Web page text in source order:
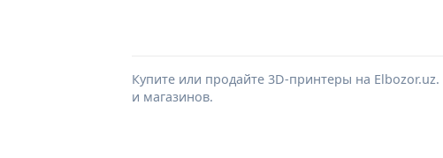
Купите или продайте 3D-принтеры на
и магазинов.